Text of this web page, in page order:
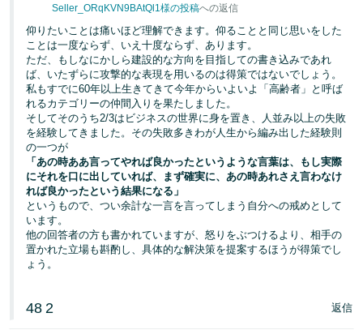
Seller_ORqKVN9BAtQl1様の投稿への返信
仰りたいことは痛いほど理解できます。仰ることと同じ思いをした
ことは一度ならず、いえ十度ならず、あります。
ただ、もしなにかしら建設的な方向を目指しての書き込みであれ
ば、いたずらに攻撃的な表現を用いるのは得策ではないでしょう。
私もすでに60年以上生きてきて今年からいよいよ「高齢者」と呼ば
れるカテゴリーの仲間入りを果たしました。
そしてそのうち2/3はビジネスの世界に身を置き、人並み以上の失敗
を経験してきました。その失敗多きわが人生から編み出した経験則
の一つが
「あの時ああ言ってやれば良かったというような言葉は、もし実際
にそれを口に出していれば、まず確実に、あの時あれさえ言わなけ
れば良かったという結果になる」
というもので、つい余計な一言を言ってしまう自分への戒めとして
います。
他の回答者の方も書かれていますが、怒りをぶつけるより、相手の
置かれた立場も斟酌し、具体的な解決策を提案するほうが得策でし
ょう。
48 2 返信